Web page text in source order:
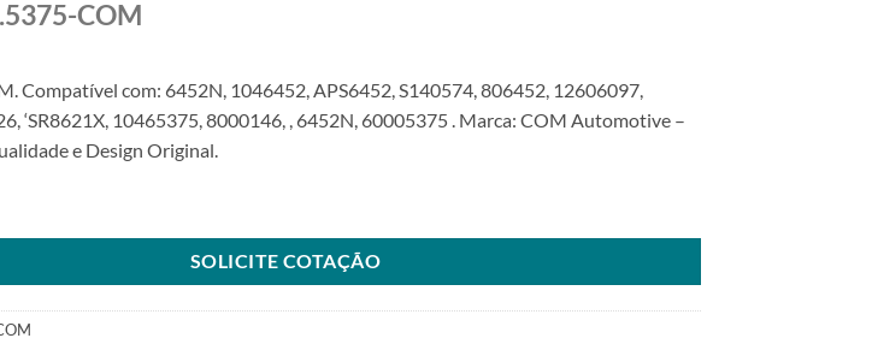
COM
Compatível com: 6452N, 1046452, APS6452, S140574, 806452, 12606097,
‘SR8621X, 10465375, 8000146, , 6452N, 60005375 . Marca: COM Automotive –
e Design Original.
SOLICITE COTAÇÃO